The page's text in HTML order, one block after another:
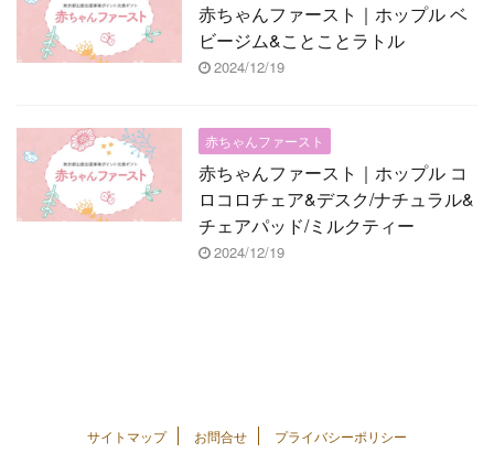
赤ちゃんファースト｜ホップル ベ
ビージム&ことことラトル
2024/12/19
赤ちゃんファースト
赤ちゃんファースト｜ホップル コ
ロコロチェア&デスク/ナチュラル&
チェアパッド/ミルクティー
2024/12/19
サイトマップ お問合せ プライバシーポリシー